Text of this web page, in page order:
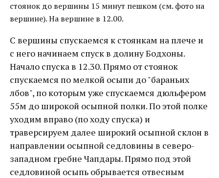
стоянок до вершины 15 минут пешком (см. фото на
вершине). На вершине в 12.00.
С вершины спускаемся к стоянкам на плече и
с него начинаем спуск в долину Бодхоны.
Начало спуска в 12.30. Прямо от стоянок
спускаемся по мелкой осыпи до "бараньих
лбов", по которым уже спускаемся дюльфером
55м до широкой осыпной полки. По этой полке
уходим вправо (по ходу спуска) и
траверсируем далее широкий осыпной склон в
направлении осыпной седловины в северо-
западном гребне Чапдары. Прямо под этой
седловиной осыпь обрывается отвесным